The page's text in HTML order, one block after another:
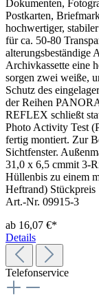
Dokumenten,
Postkarten,
hochwertiger,
für ca. 50-80
alterungsbeständige
Archivkassette eine
sorgen zwei weiße,
Schutz des
der Reihen
REFLEX schließt
Photo Activity Test
fertig montiert. Zur
Sichtfenster.
31,0 x 6,5 cmmit 3-
Hüllenbis zu einem
Heftrand) Stückpreis
Art.-Nr. 09915-3
ab 16,07 €*
Details
Telefonservice